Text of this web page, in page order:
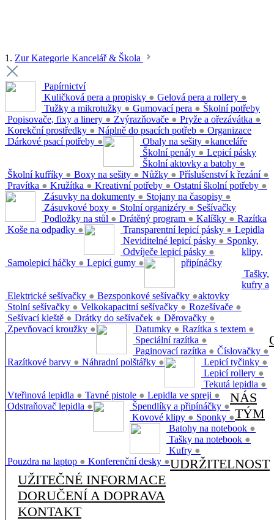
1. Zur Kategorie Kancelář & Škola
Papírnictví
Kuličková pera a propisky ● Gelová pera a rollery ●
Tužky a mikrotužky ● Gumovací pera ●
Popisovače, fixy a linery ● Zvýrazňovače ● Pryže a ořezávátka ●
Korekční prostředky ● Náplně do psacích potřeb ●
Dárkové psací potřeby ●
Školní potřeby
Obaly na sešity ●
Školní penály ●
Školní aktovky a batohy ●
Školní kufříky ● Boxy na sešity ● Nůžky ● Příslušenství k řezání ●
Pravítka ● Kružítka ● Kreativní potřeby ● Ostatní školní potřeby ●
Organizace
kanceláře
Zásuvky na dokumenty ● Stojany na časopisy ●
Zásuvkové boxy ● Stolní organizéry ●
Podložky na stůl ● Drátěný program ● Kalíšky ●
Koše na odpadky ●
Lepicí pásky
Transparentní lepicí pásky ●
Neviditelné lepicí pásky ●
Odvíječe lepicí pásky ●
Samolepicí háčky ● Lepicí gumy ●
Sešívačky
Elektrické sešívačky ● Bezsponkové sešívačky ●
Stolní sešívačky ● Velkokapacitní sešívačky ● Rozešívače ●
Sešívací kleště ● Drátky do sešívaček ● Děrovačky ●
Zpevňovací kroužky ●
Razítka
Datumky ● Razítka s textem ●
Speciální razítka ●
Paginovací razítka ● Číslovačky ●
Razítkové barvy ● Náhradní polštářky ●
Lepidla
Lepicí tyčinky ●
Lepicí rollery ●
Tekutá lepidla ●
Vteřinová lepidla ● Tavné pistole ● Lepidla ve spreji ●
Odstraňovač lepidla ●
Sponky,
klipy,
připínáčky
Špendlíky a připínáčky ●
Kovové klipy ● Sponky ●
Tašky,
kufry a
aktovky
Batohy na notebook ●
Tašky na notebook ●
Kufry ●
Pouzdra na laptop ● Konferenční desky ●
NÁS
TÝM
UDRŽITELNOST
UŽITEČNÉ INFORMACE
DORUČENÍ A DOPRAVA
KONTAKT